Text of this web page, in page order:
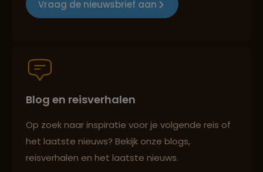
Persoonlijk en deskundig reisadvies
Best beoordeelde reisroutes
Vraag de nieuwsbrief aan
Blog en reisverhalen
Op zoek naar inspiratie voor je volgende reis of
het laatste nieuws? Bekijk onze blogs,
reisverhalen en het laatste nieuws.